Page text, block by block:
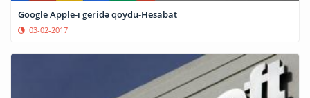
Google Apple-ı geridə qoydu-Hesabat
03-02-2017